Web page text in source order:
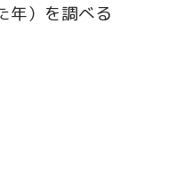
年）を調べる